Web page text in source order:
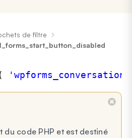
de filtre
du code PHP et est destiné